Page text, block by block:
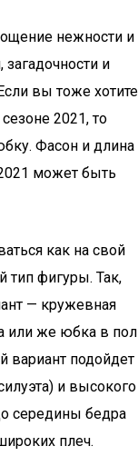
нежности и
и
вы тоже хотите
2021, то
Фасон и длина
может быть
как на свой
тип фигуры. Так,
— кружевная
или же юбка в пол
вариант подойдет
и высокого
середины бедра
плеч.